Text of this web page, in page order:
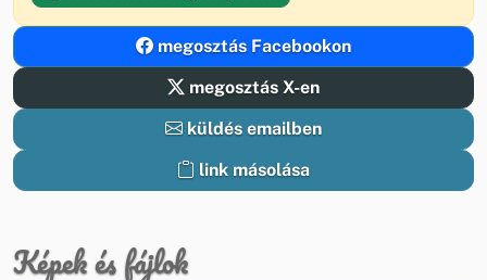
megosztás Facebookon
megosztás X-en
küldés emailben
link másolása
Képek és fájlok